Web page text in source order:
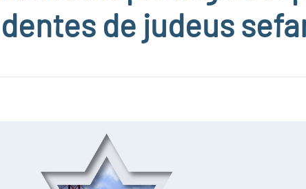
de judeus